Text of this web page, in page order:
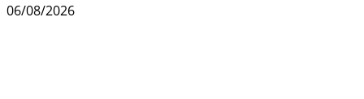
06/08/2026